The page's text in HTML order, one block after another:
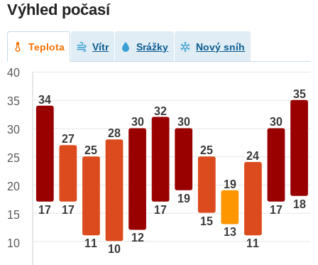
Výhled počasí
Teplota Vítr Srážky Nový sníh
34
17
27
17
25
11
28
10
30
12
32
17
30
19
25
15
19
13
24
11
30
17
35
18
40
35
30
25
20
15
10